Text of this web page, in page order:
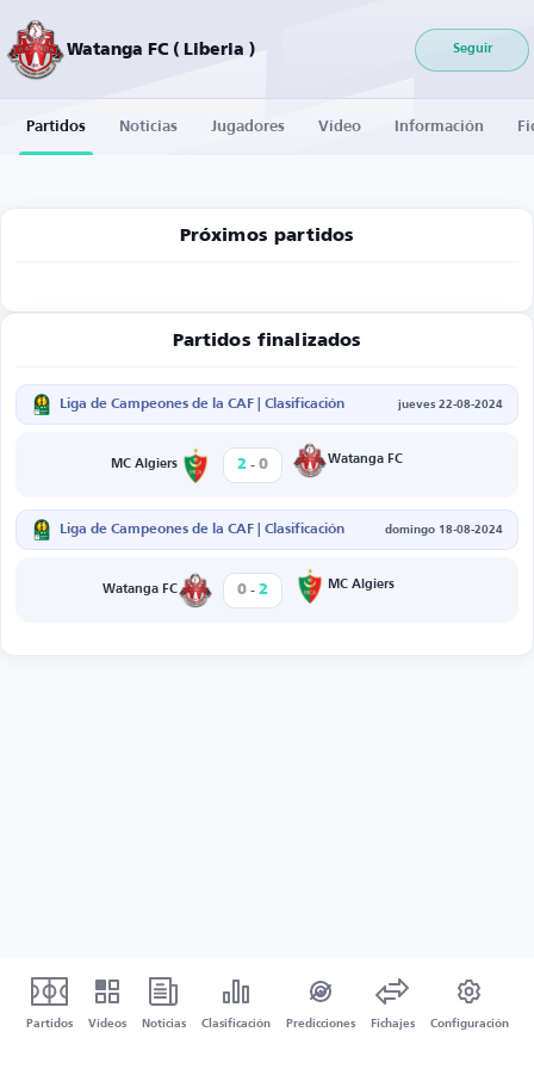
Watanga FC ( Liberia ) Seguir
Partidos Noticias Jugadores Vídeo Información
Próximos partidos
Partidos finalizados
Liga de Campeones de la CAF | Clasificación jueves 22-08-2024
MC Algiers 2 - 0 Watanga FC
Liga de Campeones de la CAF | Clasificación domingo 18-08-2024
Watanga FC 0 - 2 MC Algiers
Partidos Vídeos Noticias Clasificación Predicciones Fichajes Configuración